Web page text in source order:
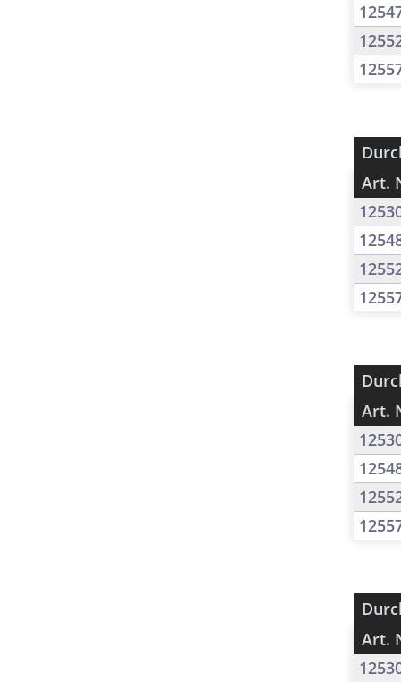
Art.
Art.
Art.